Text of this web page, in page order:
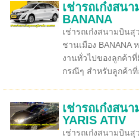
เช่ารถเก๋งสน
BANANA
เช่ารถเก๋งสนามบิน
ชานเมือง BANANA
งานทั่วไปของลูกค้า
กรณีๆ สำหรับลูกค้าที่
เช่ารถเก๋งสน
YARIS ATIV
เช่ารถเก๋งสนามบินสุ